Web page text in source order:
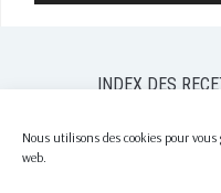
Nous utilisons des cookies pour
web.
INDEX DES